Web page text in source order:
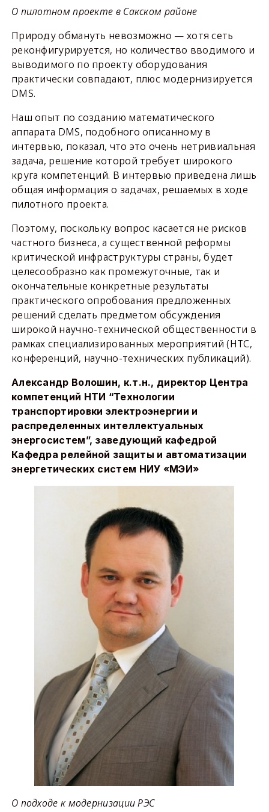
О пилотном проекте в Сакском районе
Природу обмануть невозможно — хотя сеть
реконфигурируется, но количество вводимого и
выводимого по проекту оборудования
практически совпадают, плюс модернизируется
DMS.
Наш опыт по созданию математического
аппарата DMS, подобного описанному в
интервью, показал, что это очень нетривиальная
задача, решение которой требует широкого
круга компетенций. В интервью приведена лишь
общая информация о задачах, решаемых в ходе
пилотного проекта.
Поэтому, поскольку вопрос касается не рисков
частного бизнеса, а существенной реформы
критической инфраструктуры страны, будет
целесообразно как промежуточные, так и
окончательные конкретные результаты
практического опробования предложенных
решений сделать предметом обсуждения
широкой научно-технической общественности в
рамках специализированных мероприятий (НТС,
конференций, научно-технических публикаций).
Александр Волошин, к.т.н., директор Центра
компетенций НТИ “Технологии
транспортировки электроэнергии и
распределенных интеллектуальных
энергосистем”, заведующий кафедрой
Кафедра релейной защиты и автоматизации
энергетических систем НИУ «МЭИ»
О подходе к модернизации РЭС